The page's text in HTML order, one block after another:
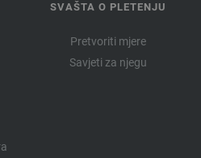
SVAŠTA O PLETENJU
Pretvoriti mjere
Savjeti za njegu